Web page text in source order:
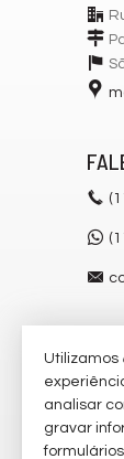
Utilizamos
analisar
gravar